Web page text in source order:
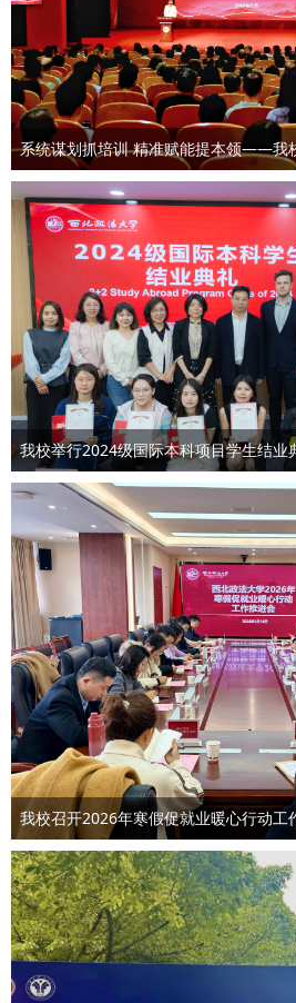
系统谋划抓培训 精准赋能提本领——我
我校举行2024级国际本科项目学生结业
我校召开2026年寒假促就业暖心行动工